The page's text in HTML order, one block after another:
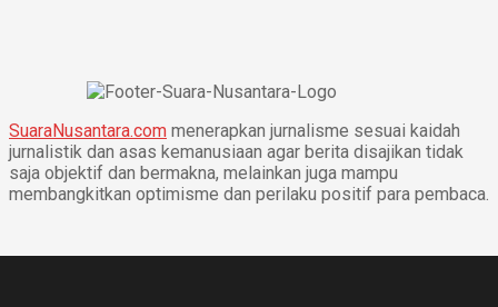
SuaraNusantara.com menerapkan jurnalisme sesuai kaidah
jurnalistik dan asas kemanusiaan agar berita disajikan tidak
saja objektif dan bermakna, melainkan juga mampu
membangkitkan optimisme dan perilaku positif para pembaca.